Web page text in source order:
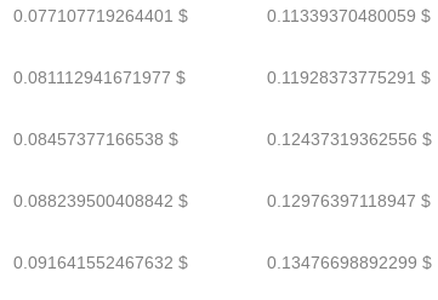
0.077107719264401 $ 0.11339370480059 $
0.081112941671977 $ 0.11928373775291 $
0.08457377166538 $ 0.12437319362556 $
0.088239500408842 $ 0.12976397118947 $
0.091641552467632 $ 0.13476698892299 $